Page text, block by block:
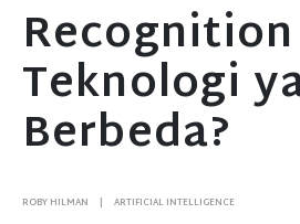
Teknologi
Berbeda?
ROBY HILMAN ARTIFICIAL INTELLIGENCE